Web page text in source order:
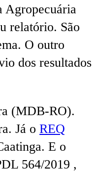
Agropecuária
relatório. São
O outro
dos resultados
(MDB-RO).
Já o REQ
E o
564/2019 ,